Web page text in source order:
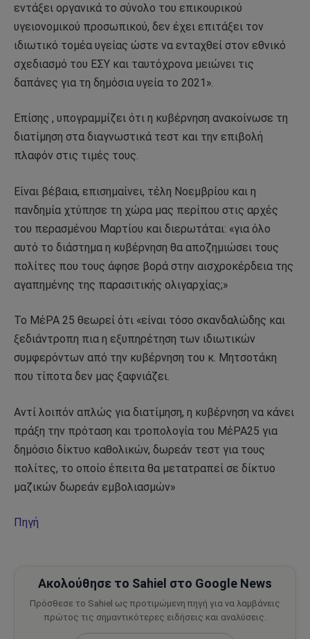
εντάξει οργανικά το σύνολο του επικουρικού
υγειονομικού προσωπικού, δεν έχει επιτάξει τον
ιδιωτικό τομέα υγείας ώστε να ενταχθεί στον εθνικό
σχεδιασμό του ΕΣΥ και ταυτόχρονα μειώνει τις
δαπάνες για τη δημόσια υγεία το 2021».
Επίσης , υπογραμμίζει ότι η κυβέρνηση ανακοίνωσε τη
διατίμηση στα διαγνωστικά τεστ και την επιβολή
πλαφόν στις τιμές τους.
Είναι βέβαια, επισημαίνει, τέλη Νοεμβρίου και η
πανδημία χτύπησε τη χώρα μας περίπου στις αρχές
του περασμένου Μαρτίου και διερωτάται: «για όλο
αυτό το διάστημα η κυβέρνηση θα αποζημιώσει τους
πολίτες που τους άφησε βορά στην αισχροκέρδεια της
αγαπημένης της παρασιτικής ολιγαρχίας;»
Το ΜέΡΑ 25 θεωρεί ότι «είναι τόσο σκανδαλώδης και
ξεδιάντροπη πια η εξυπηρέτηση των ιδιωτικών
συμφερόντων από την κυβέρνηση του κ. Μητσοτάκη
που τίποτα δεν μας ξαφνιάζει.
Αντί λοιπόν απλώς για διατίμηση, η κυβέρνηση να κάνει
πράξη την πρόταση και τροπολογία του ΜέΡΑ25 για
δημόσιο δίκτυο καθολικών, δωρεάν τεστ για τους
πολίτες, το οποίο έπειτα θα μετατραπεί σε δίκτυο
μαζικών δωρεάν εμβολιασμών»
Πηγή
Ακολούθησε το Sahiel στο Google News
Πρόσθεσε το Sahiel ως προτιμώμενη πηγή για να λαμβάνεις
πρώτος τις σημαντικότερες ειδήσεις και αναλύσεις.